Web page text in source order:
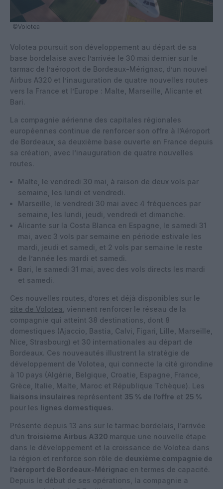
©Volotea
Volotea poursuit son développement au départ de sa
base bordelaise avec l’arrivée le 30 mai dernier sur le
tarmac de l’aéroport de Bordeaux-Mérignac, d’un nouvel
Airbus A320 et l’inauguration de quatre nouvelles routes
vers la France et l’Europe : Malte, Marseille, Alicante et
Bari.
La compagnie aérienne des capitales régionales
européennes continue de renforcer son offre à l’Aéroport
de Bordeaux, sa deuxième base ouverte en France depuis
sa création, avec l’inauguration de quatre nouvelles
routes.
Malte, le vendredi 30 mai, à raison de deux vols par
semaine, les lundi et vendredi.
Marseille, le vendredi 30 mai avec 4 fréquences par
semaine, les lundi, jeudi, vendredi et dimanche.
Alicante sur la Costa Blanca en Espagne, le samedi 31
mai, avec 3 vols par semaine en période estivale les
mardi, jeudi et samedi, et 2 vols par semaine le reste
de l’année les mardi et samedi.
Bari, le samedi 31 mai, avec des vols directs les mardi
et samedi.
Ces nouvelles routes, d’ores et déjà disponibles sur le
site de Volotea
, viennent renforcer le réseau de la
compagnie qui atteint 38 destinations, dont 8
domestiques (Ajaccio, Bastia, Calvi, Figari, Lille, Marseille,
Nice, Strasbourg) et 30 internationales au départ de
Bordeaux. Ces nouveautés illustrent la stratégie de
développement de Volotea, qui connecte la cité girondine
à 10 pays (Algérie, Belgique, Croatie, Espagne, France,
Grèce, Italie, Malte, Maroc et République Tchèque). Les
liaisons insulaires représentent 35 % de l’offre et 25 %
pour les lignes domestiques.
Présente depuis 13 ans sur le tarmac bordelais, l’arrivée
d’un troisième Airbus A320 marque une nouvelle étape
dans le développement et la croissance de Volotea dans
la région et renforce son rôle de deuxième compagnie de
l’aéroport de Bordeaux-Mérignac en termes de capacité.
Depuis le début de ses opérations, la compagnie a